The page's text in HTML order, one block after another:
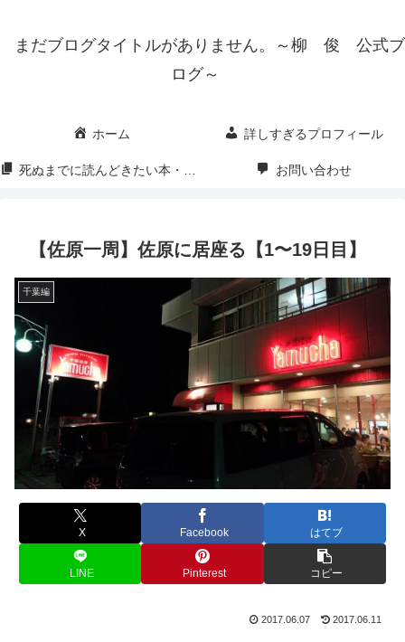
まだブログタイトルがありません。～柳 俊 公式ブ
ログ～
ホーム 詳しすぎるプロフィール
死ぬまでに読んどきたい本・映画・漫画 お問い合わせ
【佐原一周】佐原に居座る【1〜19日目】
千葉編
X Facebook はてブ
LINE Pinterest コピー
2017.06.07 2017.06.11